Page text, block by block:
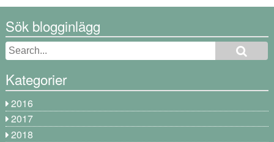
Sök blogginlägg
Kategorier
2016
2017
2018